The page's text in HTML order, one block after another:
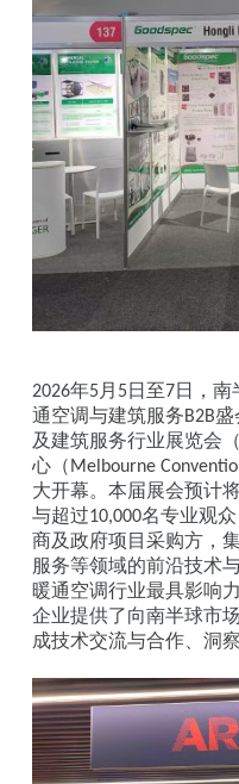
2026年5月 5日至7日，南
通空调与建筑服务B2B
及建筑服务行业展览会（
心（ Melbourne
大开幕。本届展会预计
与超过10,000名专业观
商及政府项目采购方，
服务等领域的前沿技术
暖通空调行业最具影响
企业提供了向南半球市
成技术交流与合作、洞